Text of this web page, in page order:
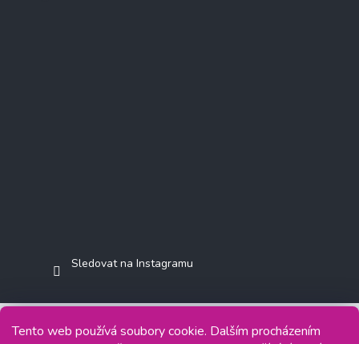
Tento web používá soubory cookie. Dalším procházením
Sledovat na Instagramu